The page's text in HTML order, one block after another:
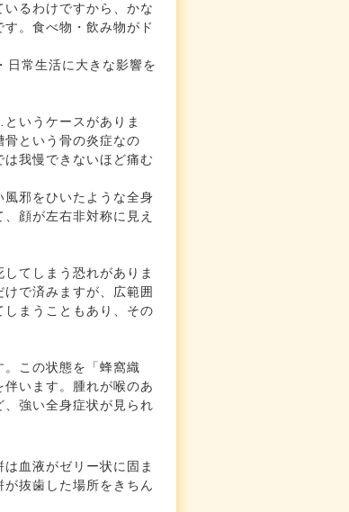
るわけですから、かな
。食べ物・飲み物がド
日常生活に大きな影響を
いうケースがありま
という骨の炎症なの
我慢できないほど痛む
邪をひいたような全身
顔が左右非対称に見え
てしまう恐れがありま
で済みますが、広範囲
まうこともあり、その
。この状態を「蜂窩織
います。腫れが喉のあ
強い全身症状が見られ
血液がゼリー状に固ま
抜歯した場所をきちん